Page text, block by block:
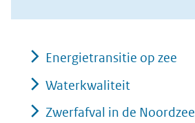
Energietransitie op zee
Waterkwaliteit
Zwerfafval in de Noordzee